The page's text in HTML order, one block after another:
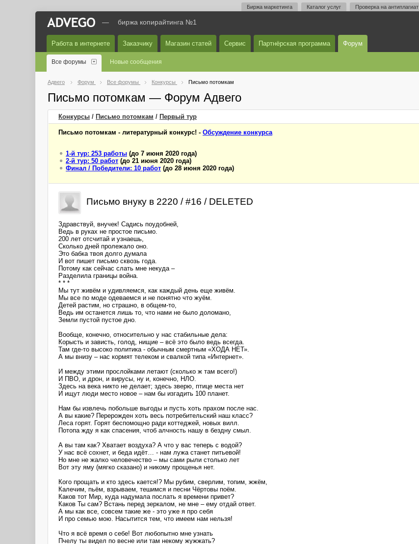
Биржа маркетинга Каталог услуг Проверка на антиплагиат
— биржа копирайтинга №1
Работа в интернете Заказчику Магазин статей Сервис Партнёрская программа Форум
Все форумы Новые сообщения
Адвего Форум Все форумы Конкурсы Письмо потомкам
Письмо потомкам — Форум Адвего
Конкурсы / Письмо потомкам / Первый тур
Письмо потомкам - литературный конкурс! - Обсуждение конкурса
1-й тур: 253 работы (до 7 июня 2020 года)
2-й тур: 50 работ (до 21 июня 2020 года)
Финал / Победители: 10 работ (до 28 июня 2020 года)
Письмо внуку в 2220 / #16 / DELETED
Здравствуй, внучек! Садись поудобней,
Ведь в руках не простое письмо.
200 лет отсчитай и узнаешь,
Сколько дней пролежало оно.
Это бабка твоя долго думала
И вот пишет письмо сквозь года.
Потому как сейчас слать мне некуда –
Разделила границы война.
* * *
Мы тут живём и удивляемся, как каждый день еще живём.
Мы все по моде одеваемся и не понятно что жуём.
Детей растим, но страшно, в общем-то,
Ведь им останется лишь то, что нами не было доломано,
Земли пустой пустое дно.
Вообще, конечно, относительно у нас стабильные дела:
Корысть и зависть, голод, нищие – всё это было ведь всегда.
Там где-то высоко политика - обычным смертным «ХОДА НЕТ».
А мы внизу – нас кормят телеком и свалкой типа «Интернет».
И между этими прослойками летают (сколько ж там всего!)
И ПВО, и дрон, и вирусы, ну и, конечно, НЛО.
Здесь на века никто не делает; здесь зверю, птице места нет
И ищут люди место новое – нам бы изгадить 100 планет.
Нам бы извлечь побольше выгоды и пусть хоть прахом после нас.
А вы какие? Перерожден хоть весь потребительский наш класс?
Леса горят. Горят беспомощно ради коттеджей, новых вилл.
Потопа жду я как спасения, чтоб алчность нашу в бездну смыл.
А вы там как? Хватает воздуха? А что у вас теперь с водой?
У нас всё сохнет, и беда идёт… - нам лужа станет питьевой!
Но мне не жалко человечество – мы сами рыли столько лет
Вот эту яму (мягко сказано) и никому прощенья нет.
Кого прощать и кто здесь кается!? Мы рубим, сверлим, топим, жжём,
Калечим, пьём, взрываем, тешимся и песни Чёртовы поём.
Каков тот Мир, куда надумала послать я времени привет?
Каков Ты сам? Встань перед зеркалом, не мне – ему отдай ответ.
А мы как все, совсем такие же - это уже я про себя
И про семью мою. Насытится тем, что имеем нам нельзя!
Что я всё время о себе! Вот любопытно мне узнать
Пчелу ты видел по весне или там некому жужжать?